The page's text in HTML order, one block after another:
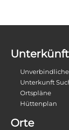
Unterkunft
Ortspläne
Hüttenplan
Orte